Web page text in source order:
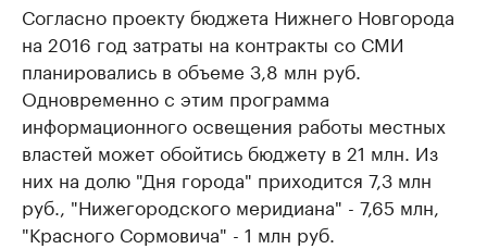
Согласно проекту бюджета Нижнего Новгорода
на 2016 год затраты на контракты со СМИ
планировались в объеме 3,8 млн руб.
Одновременно с этим программа
информационного освещения работы местных
властей может обойтись бюджету в 21 млн. Из
них на долю "Дня города" приходится 7,3 млн
руб., "Нижегородского меридиана" - 7,65 млн,
"Красного Сормовича" - 1 млн руб.